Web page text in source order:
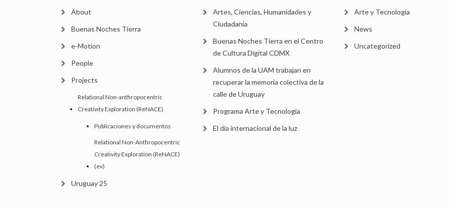
About
Buenas Noches Tierra
e-Motion
People
Projects
Relational Non-anthropocentric
Creativity Exploration (ReNACE)
Publicaciones y documentos
Relational Non-Anthropocentric
Creativity Exploration (ReNACE)
(ev)
Uruguay 25
Artes, Ciencias, Humanidades y
Ciudadanía
Buenas Noches Tierra en el Centro
de Cultura Digital CDMX
Alumnos de la UAM trabajan en
recuperar la memoria colectiva de la
calle de Uruguay
Programa Arte y Tecnología
El día internacional de la luz
Arte y Tecnología
News
Uncategorized